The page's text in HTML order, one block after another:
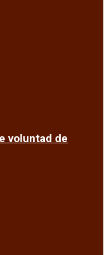
voluntad de